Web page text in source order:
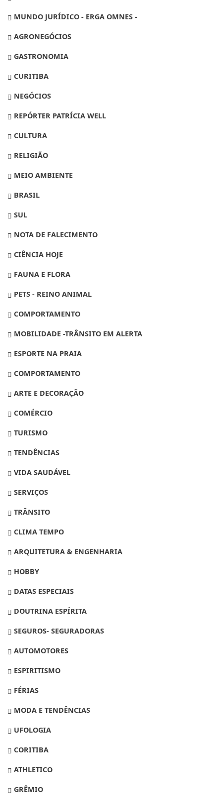
MUNDO JURÍDICO - ERGA OMNES -
AGRONEGÓCIOS
GASTRONOMIA
CURITIBA
NEGÓCIOS
REPÓRTER PATRÍCIA WELL
CULTURA
RELIGIÃO
MEIO AMBIENTE
BRASIL
SUL
NOTA DE FALECIMENTO
CIÊNCIA HOJE
FAUNA E FLORA
PETS - REINO ANIMAL
COMPORTAMENTO
MOBILIDADE -TRÂNSITO EM ALERTA
ESPORTE NA PRAIA
COMPORTAMENTO
ARTE E DECORAÇÃO
COMÉRCIO
TURISMO
TENDÊNCIAS
VIDA SAUDÁVEL
SERVIÇOS
TRÂNSITO
CLIMA TEMPO
ARQUITETURA & ENGENHARIA
HOBBY
DATAS ESPECIAIS
DOUTRINA ESPÍRITA
SEGUROS- SEGURADORAS
AUTOMOTORES
ESPIRITISMO
FÉRIAS
MODA E TENDÊNCIAS
UFOLOGIA
CORITIBA
ATHLETICO
GRÊMIO